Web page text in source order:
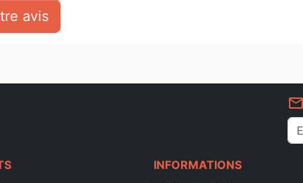
avis
mail_outline
INFORMATIONS